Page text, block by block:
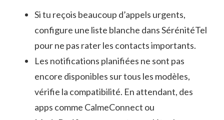
Si tu reçois beaucoup d’appels urgents,
configure une liste blanche dans SérénitéTel
pour ne pas rater les contacts importants.
Les notifications planifiées ne sont pas
encore disponibles sur tous les modèles,
vérifie la compatibilité. En attendant, des
apps comme CalmeConnect ou